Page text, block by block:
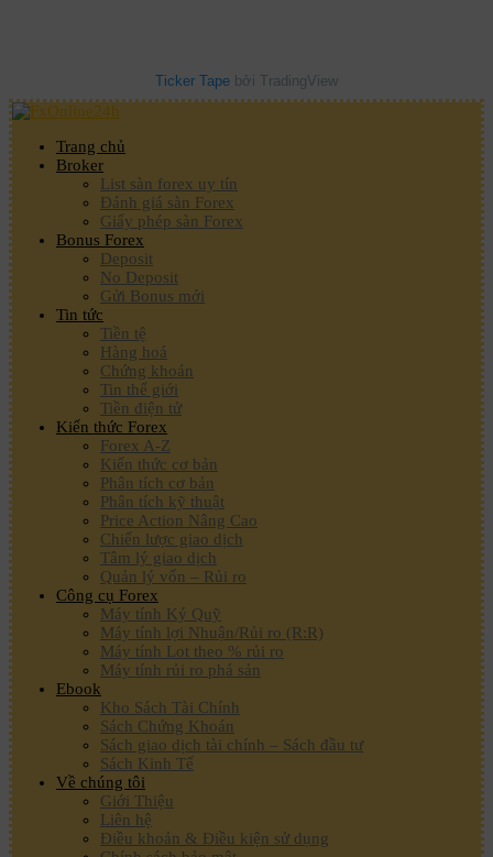
Ticker Tape bởi TradingView
Trang chủ
Broker
List sàn forex uy tín
Đánh giá sàn Forex
Giấy phép sàn Forex
Bonus Forex
Deposit
No Deposit
Gửi Bonus mới
Tin tức
Tiền tệ
Hàng hoá
Chứng khoán
Tin thế giới
Tiền điện tử
Kiến thức Forex
Forex A-Z
Kiến thức cơ bản
Phân tích cơ bản
Phân tích kỹ thuật
Price Action Nâng Cao
Chiến lược giao dịch
Tâm lý giao dịch
Quản lý vốn – Rủi ro
Công cụ Forex
Máy tính Ký Quỹ
Máy tính lợi Nhuận/Rủi ro (R:R)
Máy tính Lot theo % rủi ro
Máy tính rủi ro phá sản
Ebook
Kho Sách Tài Chính
Sách Chứng Khoán
Sách giao dịch tài chính – Sách đầu tư
Sách Kinh Tế
Về chúng tôi
Giới Thiệu
Liên hệ
Điều khoản & Điều kiện sử dụng